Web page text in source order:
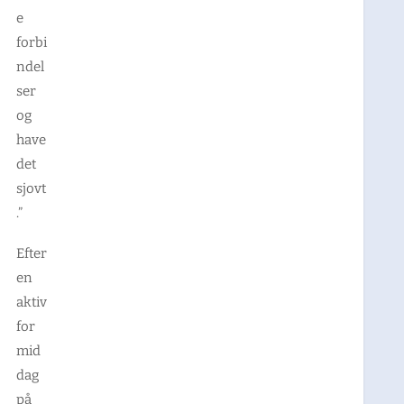
e
forbi
ndel
ser
og
have
det
sjovt
.”
Efter
en
aktiv
for
mid
dag
på